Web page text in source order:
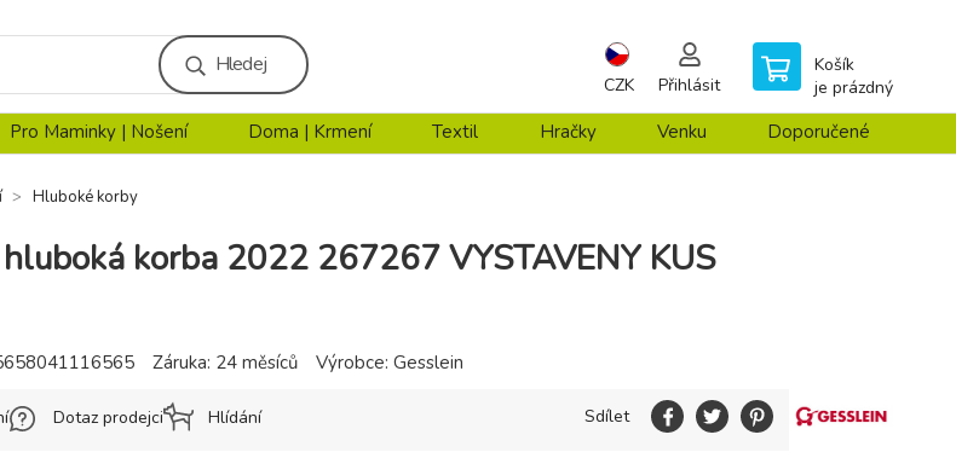
Hledej
CZK Přihlásit
Košík
je prázdný
Pro Maminky | Nošení Doma | Krmení Textil Hračky Venku Doporučené
Hluboké korby
korba 2022 267267 VYSTAVENY KUS
Záruka: 24 měsíců Výrobce: Gesslein
Dotaz prodejci Hlídání Sdílet